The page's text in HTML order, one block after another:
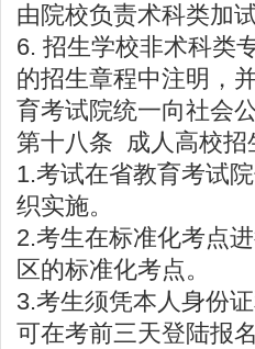
由院校负责术科类加试
6. 招生学校非术科类
的招生章程中注明，
育考试院统一向社会公
第十八条 成人高校招
1.考试在省教育考试
织实施。
2.考生在标准化考点
区的标准化考点。
3.考生须凭本人身份
可在考前三天登陆报